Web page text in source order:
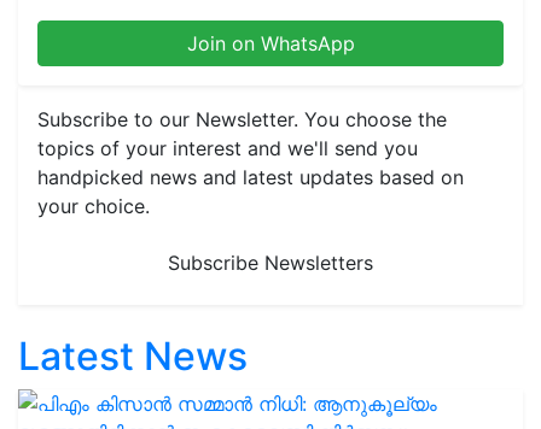
Join on WhatsApp
Subscribe to our Newsletter. You choose the
topics of your interest and we'll send you
handpicked news and latest updates based on
your choice.
Subscribe Newsletters
Latest News